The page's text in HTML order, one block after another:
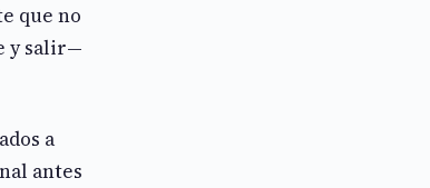
que no
y salir—
a
antes